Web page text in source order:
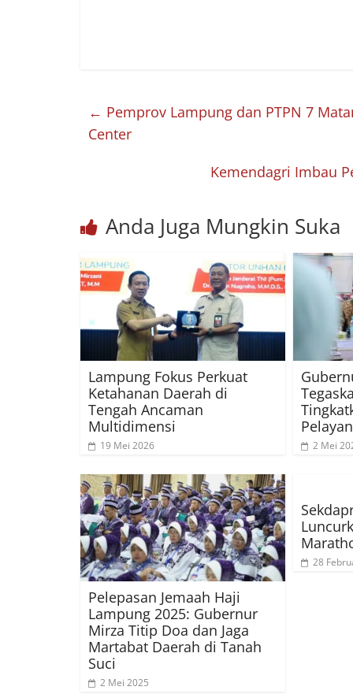
← Pemprov Lampung dan PTPN 7
Center
Kemendagri Imbau
Anda Juga Mungkin Suka
Lampung Fokus Perkuat
Ketahanan Daerah di
Tengah Ancaman
Multidimensi
19 Mei 2026 2 Mei
Pelepasan Jemaah Haji
Lampung 2025: Gubernur
Mirza Titip Doa dan Jaga
Martabat Daerah di Tanah
Suci
2 Mei 2025
28